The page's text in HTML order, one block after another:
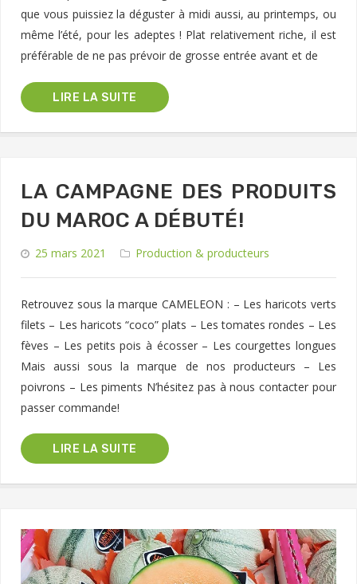
que vous puissiez la déguster à midi aussi, au printemps, ou
même l’été, pour les adeptes ! Plat relativement riche, il est
préférable de ne pas prévoir de grosse entrée avant et de
LIRE LA SUITE
LA CAMPAGNE DES PRODUITS
DU MAROC A DÉBUTÉ!
25 mars 2021 Production & producteurs
Retrouvez sous la marque CAMELEON : – Les haricots verts
filets – Les haricots “coco” plats – Les tomates rondes – Les
fèves – Les petits pois à écosser – Les courgettes longues
Mais aussi sous la marque de nos producteurs – Les
poivrons – Les piments N’hésitez pas à nous contacter pour
passer commande!
LIRE LA SUITE